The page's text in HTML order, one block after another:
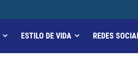
ESTILO DE VIDA REDES